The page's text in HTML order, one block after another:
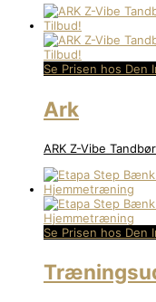
Se Prisen hos Den
Ark
ARK Z-Vibe
Se Prisen hos Den